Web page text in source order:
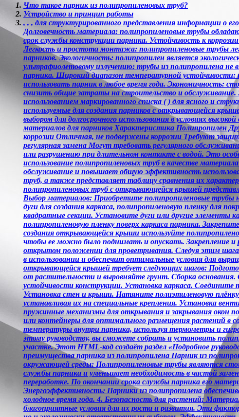
Что такое парник из полипропиленовых труб?
Устройство и принцип работы
, , , для структурированного представления информации о
Долговечность материала: полипропиленовые трубы
срок службы конструкции парника. Устойчивость к
Легкость и простота монтажа: полипропиленовые трубы
парников. Экологичность: полипропилен является
ультрафиолетовому излучению: трубы из полипропилена не
парника. Широкий диапазон температурной устойчивости:
использовать парник в любое время года. Экономичность:
снизить общие затраты на строительство и обслуживание.
использованием маркированного списка ( ) для ясного и
используемые для создания парников с открывающейся
выбором для долгосрочного использования в условиях
материалов для парников Характеристика Полипропилен
коррозии Отличная, не подвержены коррозии Требуют
регулярная замена Могут требовать регулярного
или разрушению при длительном контакте с водой. Это
использование полипропиленовых труб в качестве
обслуживание и повышает общую эффективность
труб, а также представляет таблицу сравнения их
полипропиленовых труб с открывающейся крышей
Выбор материалов: Приобретите полипропиленовые
дуги для создания каркаса, полипропиленовую пленку для
квадратные секции. Установите дуги или другие элементы
полипропиленовую пленку поверх каркаса парника.
создания открывающейся крыши используйте
чтобы ее можно было поднимать и опускать. Закрепление
открытом положении для проветривания. Следуя этим
в использовании и обеспечит оптимальные условия для
открывающейся крышей требует следующих шагов:
от растительности и выровняйте грунт. Сборка
устойчивости конструкции. Установка каркаса. Соедините
Установка стен и крыши. Натяните полиэтиленовую
устанавливая их на специальные крепления. Установка
пружинные механизмы для открывания и закрывания окон
или контейнеры для оптимального размещения растений в
температуры внутри парника, используя термометры и
этому руководству, вы сможете собрать и установить
участке. Этот HTML-код создаёт раздел «Подробное
преимущества парника из полипропилена Парник из
окружающей среды: Полипропиленовые трубы являются
службы парника и уменьшает необходимость в частой
переработке. По окончании срока службы парника его
Энергоэффективность: Парники из полипропилена
холодное время года. 4. Безопасность для растений:
благоприятные условия для их роста и развития. Эти